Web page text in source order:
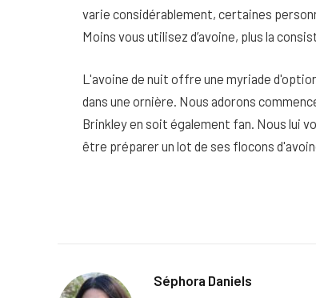
varie considérablement, certaines
Moins vous utilisez d’avoine, plus la
L'avoine de nuit offre une myriade
dans une ornière. Nous adorons
Brinkley en soit également fan. Nous lui
être préparer un lot de ses flocons
Séphora Daniels